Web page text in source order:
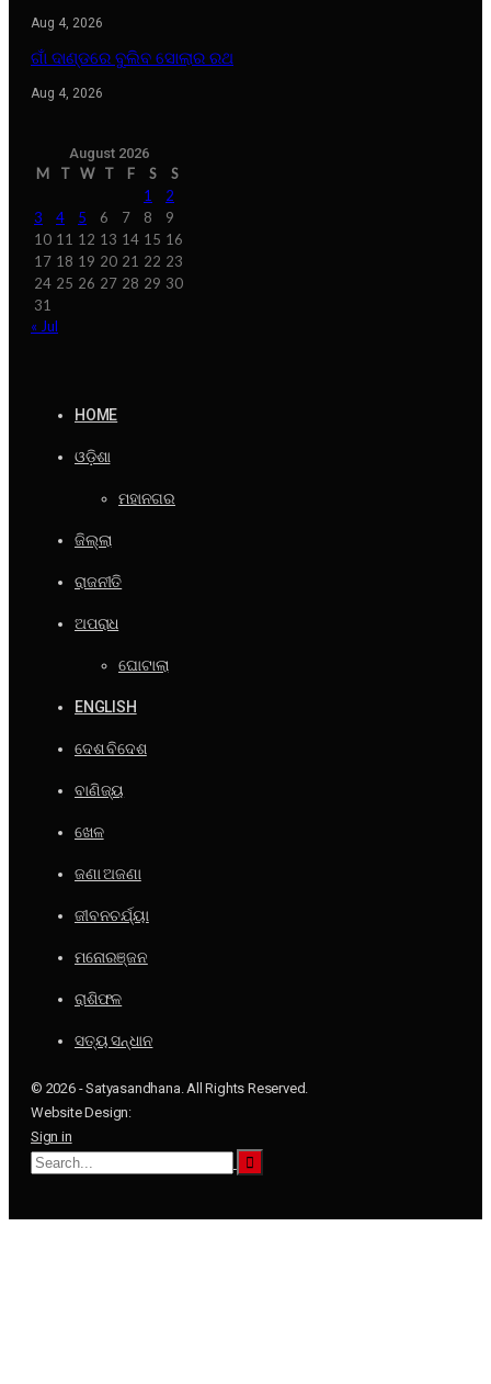
Aug 4, 2026
ଗାଁ ଦାଣ୍ଡରେ ବୁଲିବ ସୋଲାର ରଥ
Aug 4, 2026
August 2026
M T W T F S
S
1
2
3
4 5 6 7 8
9
10 11 12 13 14 15 16
17 18 19 20 21 22 23
24 25 26 27 28 29 30
31
« Jul
HOME
ଓଡ଼ିଶା
ମହାନଗର
ଜିଲ୍ଲା
ରାଜନୀତି
ଅପରାଧ
ଘୋଟାଲା
ENGLISH
ଦେଶ ବିଦେଶ
ବାଣିଜ୍ୟ
ଖେଳ
ଜଣା ଅଜଣା
ଜୀବନଚର୍ଯ୍ୟା
ମନୋରଞ୍ଜନ
ରାଶିଫଳ
ସତ୍ୟ ସନ୍ଧାନ
© 2026 - Satyasandhana. All Rights Reserved.
Website Design:
Sign in